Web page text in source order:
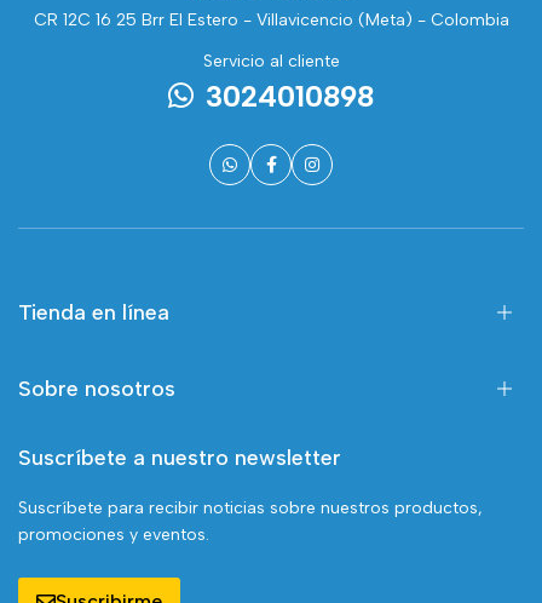
CR 12C 16 25 Brr El Estero - Villavicencio (Meta) - Colombia
Servicio al cliente
3024010898
Tienda en línea
Sobre nosotros
Suscríbete a nuestro newsletter
Suscríbete para recibir noticias sobre nuestros productos,
promociones y eventos.